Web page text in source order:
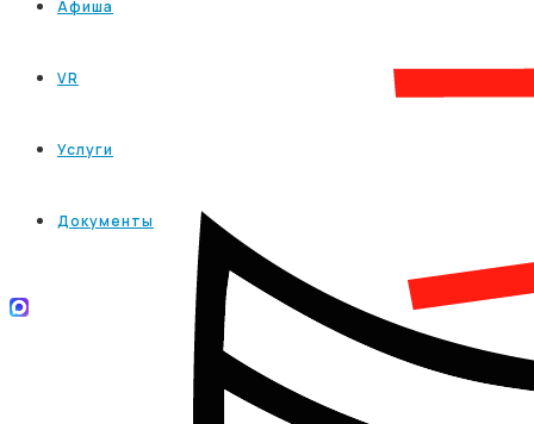
Афиша
VR
Услуги
Документы